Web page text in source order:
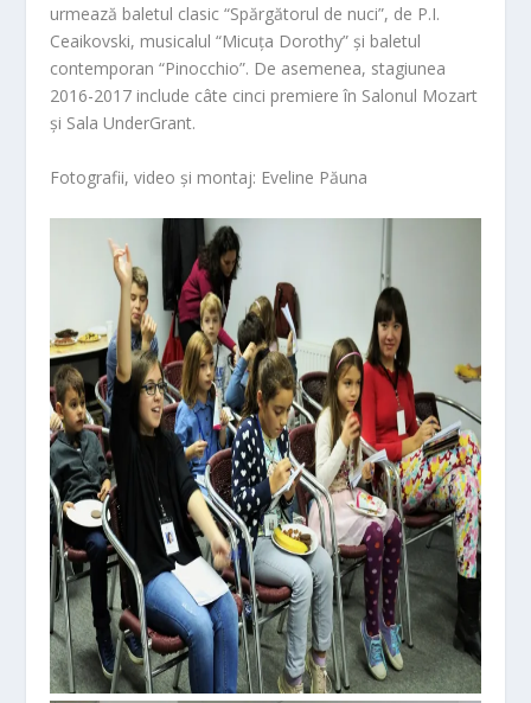
urmează baletul clasic “Spărgătorul de nuci”, de P.I.
Ceaikovski, musicalul “Micuța Dorothy” și baletul
contemporan “Pinocchio”. De asemenea, stagiunea
2016-2017 include câte cinci premiere în Salonul Mozart
și Sala UnderGrant.
Fotografii, video și montaj: Eveline Păuna